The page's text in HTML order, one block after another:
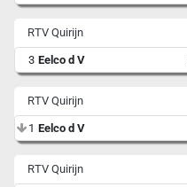
RTV Quirijn
3 Eelco d V
RTV Quirijn
1 Eelco d V
RTV Quirijn